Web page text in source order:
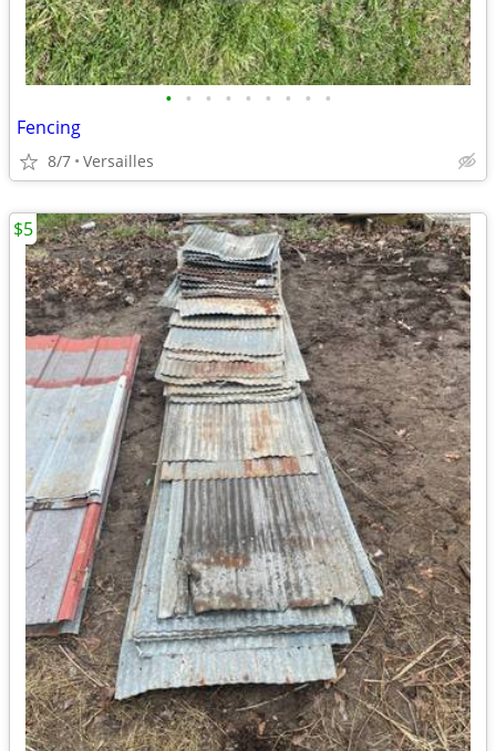
• • • • • • • • •
Fencing
8/7 Versailles
$5